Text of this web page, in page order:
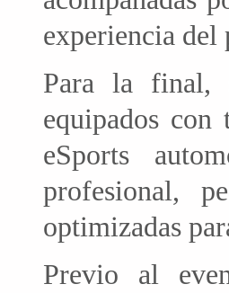
experiencia del
Para la final,
equipados con
eSports
profesional,
optimizadas
Previo al